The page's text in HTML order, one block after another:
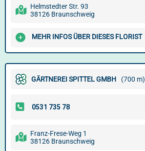
Helmstedter Str. 93
38126 Braunschweig
MEHR INFOS ÜBER DIESES FLORIST
GÄRTNEREI SPITTEL GMBH (700 m)
Franz-Frese-Weg 1
38126 Braunschweig